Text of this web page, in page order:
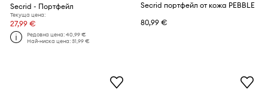
Secrid - Портфейл
Текуща цена:
27,99 €
Редовна цена:40,99 €
Най-ниска цена:31,99 €
Secrid портфейл от кожа PEBBLE
80,99 €